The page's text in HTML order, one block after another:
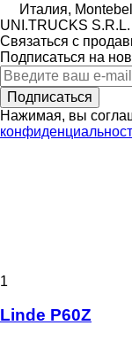
Италия,
UNI.TRUCKS S.R.L.
Связаться с
Подписаться на
Подписаться
Нажимая, вы
1
Linde P60Z